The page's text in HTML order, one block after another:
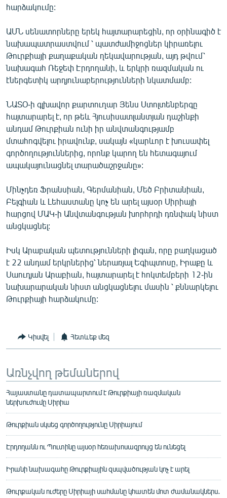
«Ազատության» բոլոր կայքերը
հարձակումը:
ԱՄՆ սենատորները երեկ հայտարարեցին, որ օրինագիծ է
նախապատրաստվում ՝ պատժամիջոցներ կիրառելու
Թուրքիայի քաղաքական ղեկավարության, այդ թվում՝
նախագահ Ռեջեփ Էրդողանի, և երկրի ռազմական ու
էներգետիկ արդյունաբերությունների նկատմամբ:
ՆԱՏՕ-ի գլխավոր քարտուղար Յենս Ստոլտենբերգը
հայտարարել է, որ թեև Հյուսիսատլանտյան դաշինքի
անդամ Թուրքիան ունի իր անվտանգությամբ
մտահոգվելու իրավունք, սակայն «կարևոր է խուսափել
գործողություններից, որոնք կարող են հետագայում
ապակայունացնել տարածաշրջանը»:
Մինչդեռ Ֆրանսիան, Գերմանիան, Մեծ Բրիտանիան,
Բելգիան և Լեհաստանը կոչ են արել այսօր Սիրիայի
հարցով ՄԱԿ-ի Անվտանգության խորհրդի դռնփակ նիստ
անցկացնել:
Իսկ Արաբական պետությունների լիգան, որը բաղկացած
է 22 անդամ երկրներից՝ ներառյալ Եգիպտոսը, Իրաքը և
Սաուդյան Արաբիան, հայտարարել է հոկտեմբերի 12-ին
նախարարական նիստ անցկացնելու մասին ՝ քննարկելու
Թուրքիայի հարձակումը:
Կիսվել Հետևեք մեզ
Առնչվող թեմաներով
Հայաստանը դատապարտում է Թուրքիայի ռազմական
ներխուժումը Սիրիա
Թուրքիան սկսեց գործողությունը Սիրիայում
Էրդողանն ու Պուտինը այսօր հեռախոսազրույց են ունեցել
Իրանի նախագահը Թուրքիային զսպվածության կոչ է արել
Թուրքական ուժերը Սիրիայի սահմանը կհատեն մոտ ժամանակներս․